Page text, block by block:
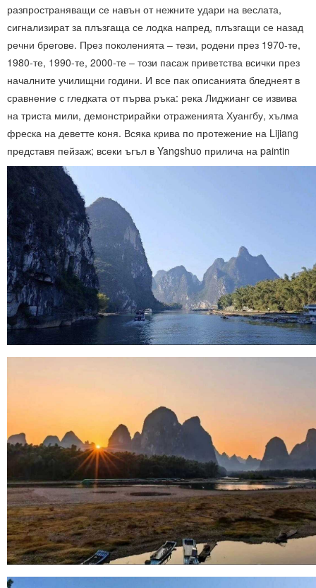
разпространяващи се навън от нежните удари на веслата,
сигнализират за плъзгаща се лодка напред, плъзгащи се назад
речни брегове. През поколенията – тези, родени през 1970-те,
1980-те, 1990-те, 2000-те – този пасаж приветства всички през
началните училищни години. И все пак описанията бледнеят в
сравнение с гледката от първа ръка: река Лиджианг се извива
на триста мили, демонстрирайки отраженията Хуангбу, хълма
фреска на деветте коня. Всяка крива по протежение на Lijiang
представя пейзаж; всеки ъгъл в Yangshuo прилича на paintin